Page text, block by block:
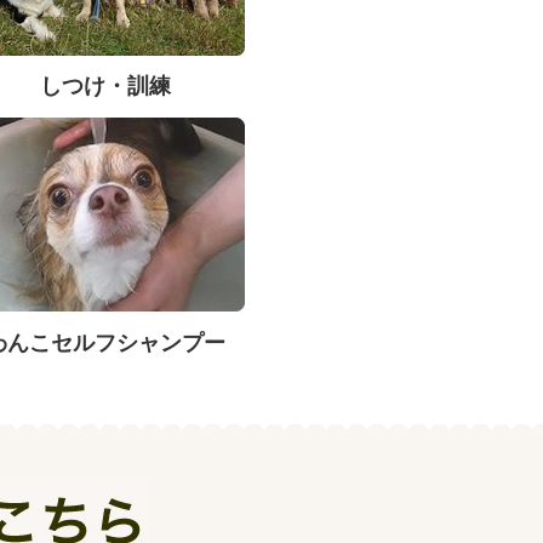
しつけ・訓練
んこセルフシャンプー